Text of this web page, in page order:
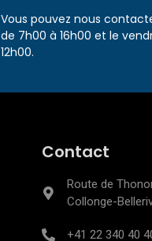
Vous pouvez nous
de 7h00 à 16h00 et le
12h00.
Contact
Route de
Collonge-
+41 22 340 40